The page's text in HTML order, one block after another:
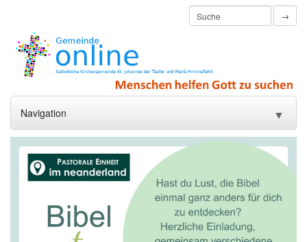
→
Navigation ▼
Startseite
Pfarrleben
Sakramente und Seelsorge ▼